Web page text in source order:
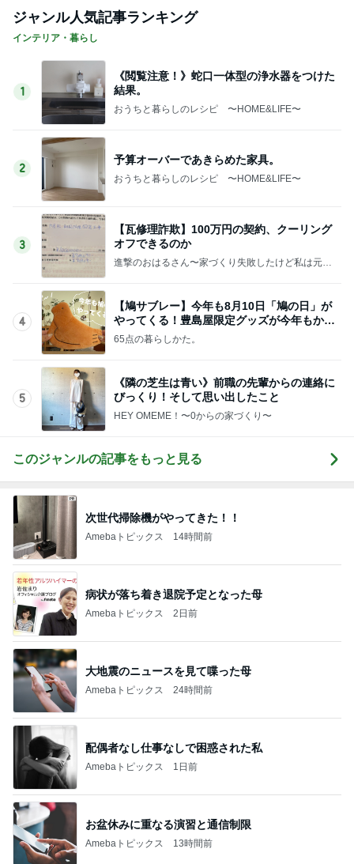
ジャンル人気記事ランキング
インテリア・暮らし
1
《閲覧注意！》蛇口一体型の浄水器をつけた
結果。
おうちと暮らしのレシピ 〜HOME&LIFE〜
2
予算オーバーであきらめた家具。
おうちと暮らしのレシピ 〜HOME&LIFE〜
3
【瓦修理詐欺】100万円の契約、クーリング
オフできるのか
進撃のおはるさん〜家づくり失敗したけど私は元気
4
【鳩サブレー】今年も8月10日「鳩の日」が
やってくる！豊島屋限定グッズが今年もかわ
いすぎる♡
65点の暮らしかた。
5
《隣の芝生は青い》前職の先輩からの連絡に
びっくり！そして思い出したこと
HEY OMEME！〜0からの家づくり〜
このジャンルの記事をもっと見る
次世代掃除機がやってきた！！
Amebaトピックス 14時間前
病状が落ち着き退院予定となった母
Amebaトピックス 2日前
大地震のニュースを見て喋った母
Amebaトピックス 24時間前
配偶者なし仕事なしで困惑された私
Amebaトピックス 1日前
お盆休みに重なる演習と通信制限
Amebaトピックス 13時間前